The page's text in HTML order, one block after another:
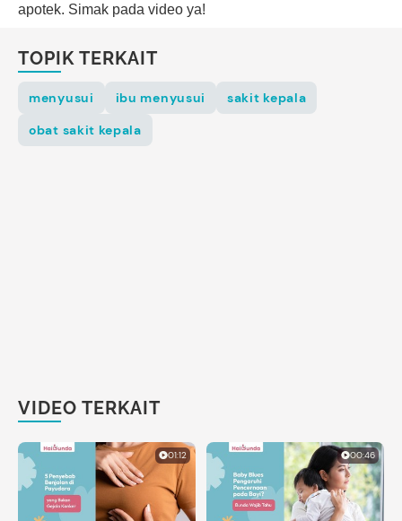
apotek. Simak pada video ya!
TOPIK TERKAIT
menyusui ibu menyusui
sakit kepala
obat sakit kepala
VIDEO TERKAIT
01:12 00:46